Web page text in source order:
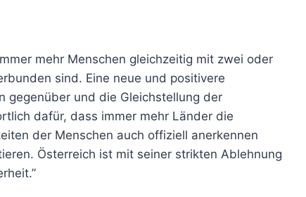
mehr Menschen gleichzeitig mit zwei oder
sind. Eine neue und positivere
gegenüber und die Gleichstellung der
dafür, dass immer mehr Länder die
der Menschen auch offiziell anerkennen
Österreich ist mit seiner strikten Ablehnung